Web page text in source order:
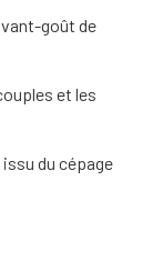
goût de
et les
du cépage